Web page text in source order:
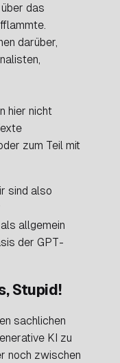
das
darüber,
hier nicht
zum Teil mit
sind also
allgemein
der GPT-
Stupid!
sachlichen
KI zu
noch zwischen